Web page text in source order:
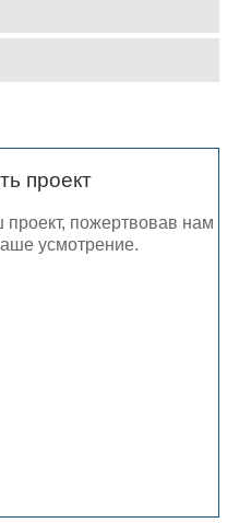
проект
пожертвовав нам
усмотрение.